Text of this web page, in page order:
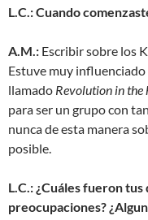
L.C.: Cuando
A.M.: Escribir sobre los
Estuve muy
llamado Revolution in the
para ser un grupo con
nunca de esta manera
posible.
L.C.: ¿Cuáles fueron
preocupaciones?